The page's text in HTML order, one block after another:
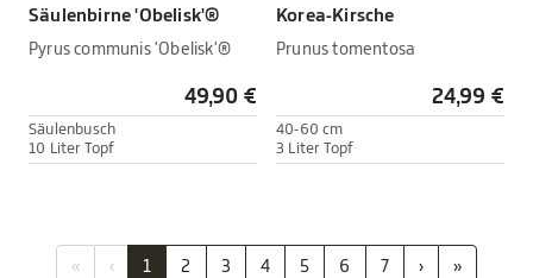
Säulenbirne 'Obelisk'®
Pyrus communis 'Obelisk'®
49,90 €
Säulenbusch
10 Liter Topf
Korea-Kirsche
Prunus tomentosa
24,99 €
40-60 cm
3 Liter Topf
« ‹ 1 2 3 4 5 6 7 › »